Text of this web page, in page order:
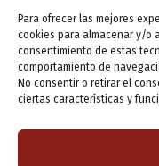
Para ofrecer las mejores
cookies para almacenar y/o
consentimiento de estas
comportamiento de
No consentir o retirar el
ciertas características y
Tenorio
Deja un comentario